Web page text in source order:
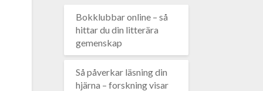
Bokklubbar online – så
hittar du din litterära
gemenskap
Så påverkar läsning din
hjärna – forskning visar